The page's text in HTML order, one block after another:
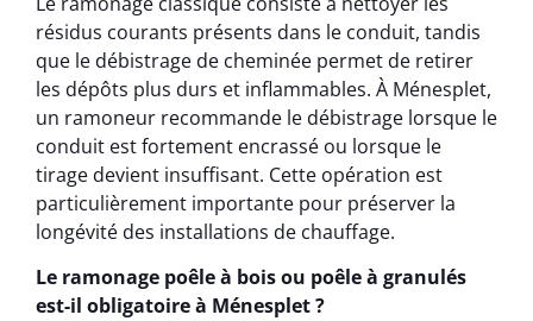
résidus courants présents dans le conduit, tandis
que le débistrage de cheminée permet de retirer
les dépôts plus durs et inflammables. À Ménesplet,
un ramoneur recommande le débistrage lorsque le
conduit est fortement encrassé ou lorsque le
tirage devient insuffisant. Cette opération est
particulièrement importante pour préserver la
longévité des installations de chauffage.
Le ramonage poêle à bois ou poêle à granulés
est-il obligatoire à Ménesplet ?